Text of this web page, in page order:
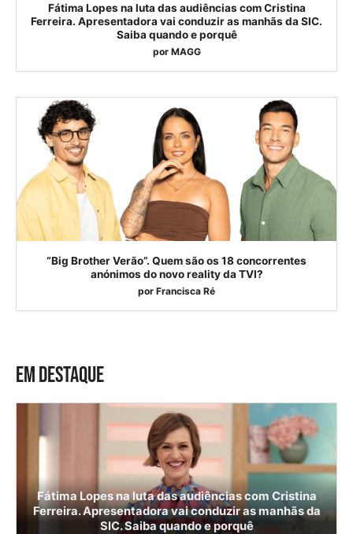
Fátima Lopes na luta das audiências com Cristina
Ferreira. Apresentadora vai conduzir as manhãs da SIC.
Saiba quando e porquê
por MAGG
“Big Brother Verão”. Quem são os 18 concorrentes
anónimos do novo reality da TVI?
por Francisca Ré
EM DESTAQUE
Fátima Lopes na luta das audiências com Cristina
Ferreira. Apresentadora vai conduzir as manhãs da
SIC. Saiba quando e porquê